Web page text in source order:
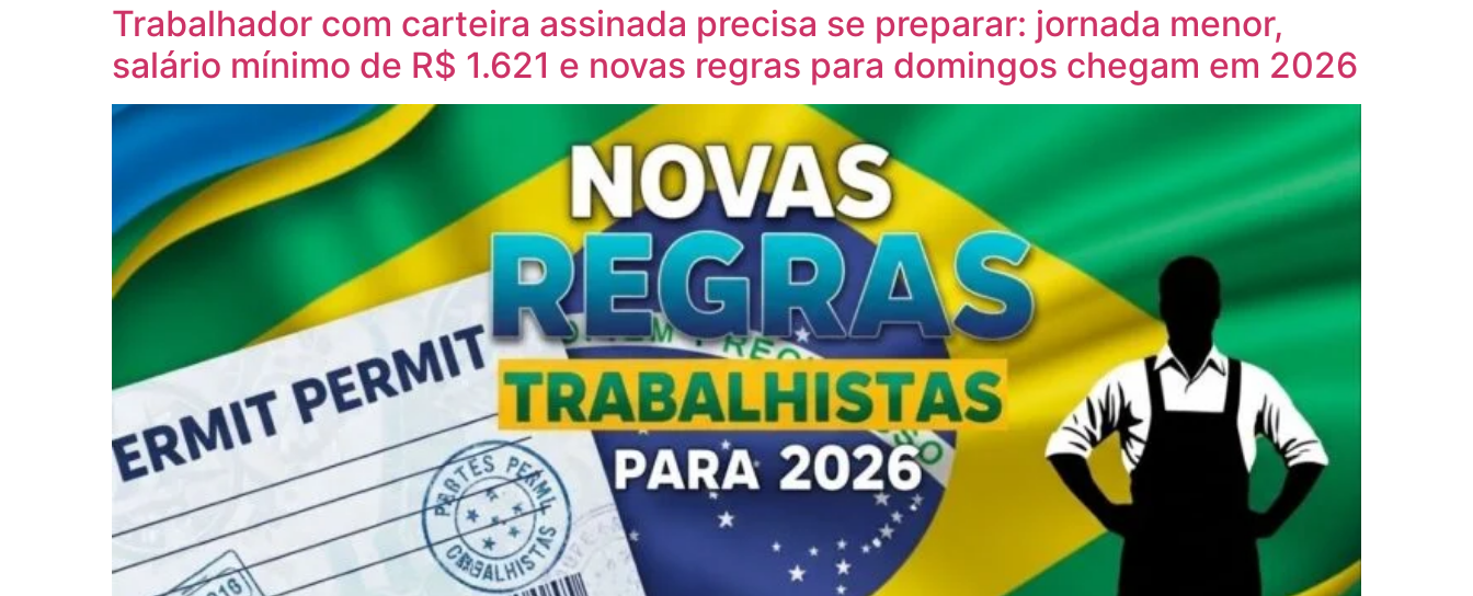
Trabalhador com carteira assinada precisa se preparar: jornada menor,
salário mínimo de R$ 1.621 e novas regras para domingos chegam em 2026